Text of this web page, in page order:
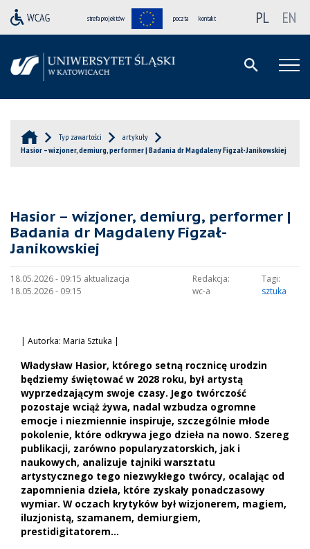
strefa projektów poczta kontakt PL EN
Typ zawartości
artykuły
Hasior – wizjoner, demiurg, performer | Badania dr Magdaleny Figzał-Janikowskiej
Hasior – wizjoner, demiurg, performer |
Badania dr Magdaleny Figzał-
Janikowskiej
18.05.2026 - 09:15 aktualizacja
18.05.2026 - 09:15
Redakcja:
wc-a
Tagi:
sztuka
| Autorka: Maria Sztuka |
Władysław Hasior, którego setną rocznicę urodzin
będziemy świętować w 2028 roku, był artystą
wyprzedzającym swoje czasy. Jego twórczość
pozostaje wciąż żywa, nadal wzbudza ogromne
emocje i niezmiennie inspiruje, szczególnie młode
pokolenie, które odkrywa jego dzieła na nowo. Szereg
publikacji, zarówno popularyzatorskich, jak i
naukowych, analizuje tajniki warsztatu
artystycznego tego niezwykłego twórcy, ocalając od
zapomnienia dzieła, które zyskały ponadczasowy
wymiar. W oczach krytyków był wizjonerem, magiem,
iluzjonistą, szamanem, demiurgiem,
prestidigitatorem…